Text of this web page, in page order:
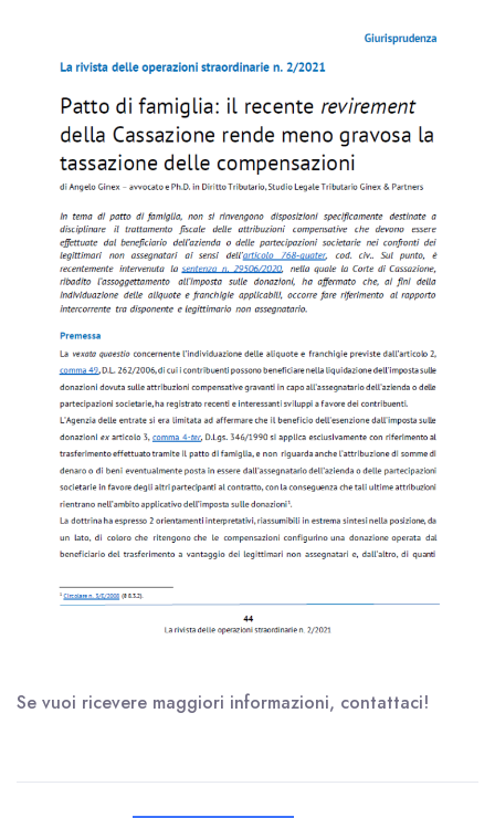
Se vuoi ricevere maggiori informazioni, contattaci!